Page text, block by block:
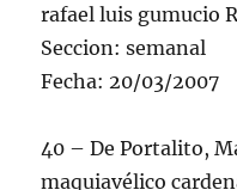
rafael luis gumucio
Seccion: semanal
Fecha: 20/03/2007
40 – De Portalito,
maquiavélico